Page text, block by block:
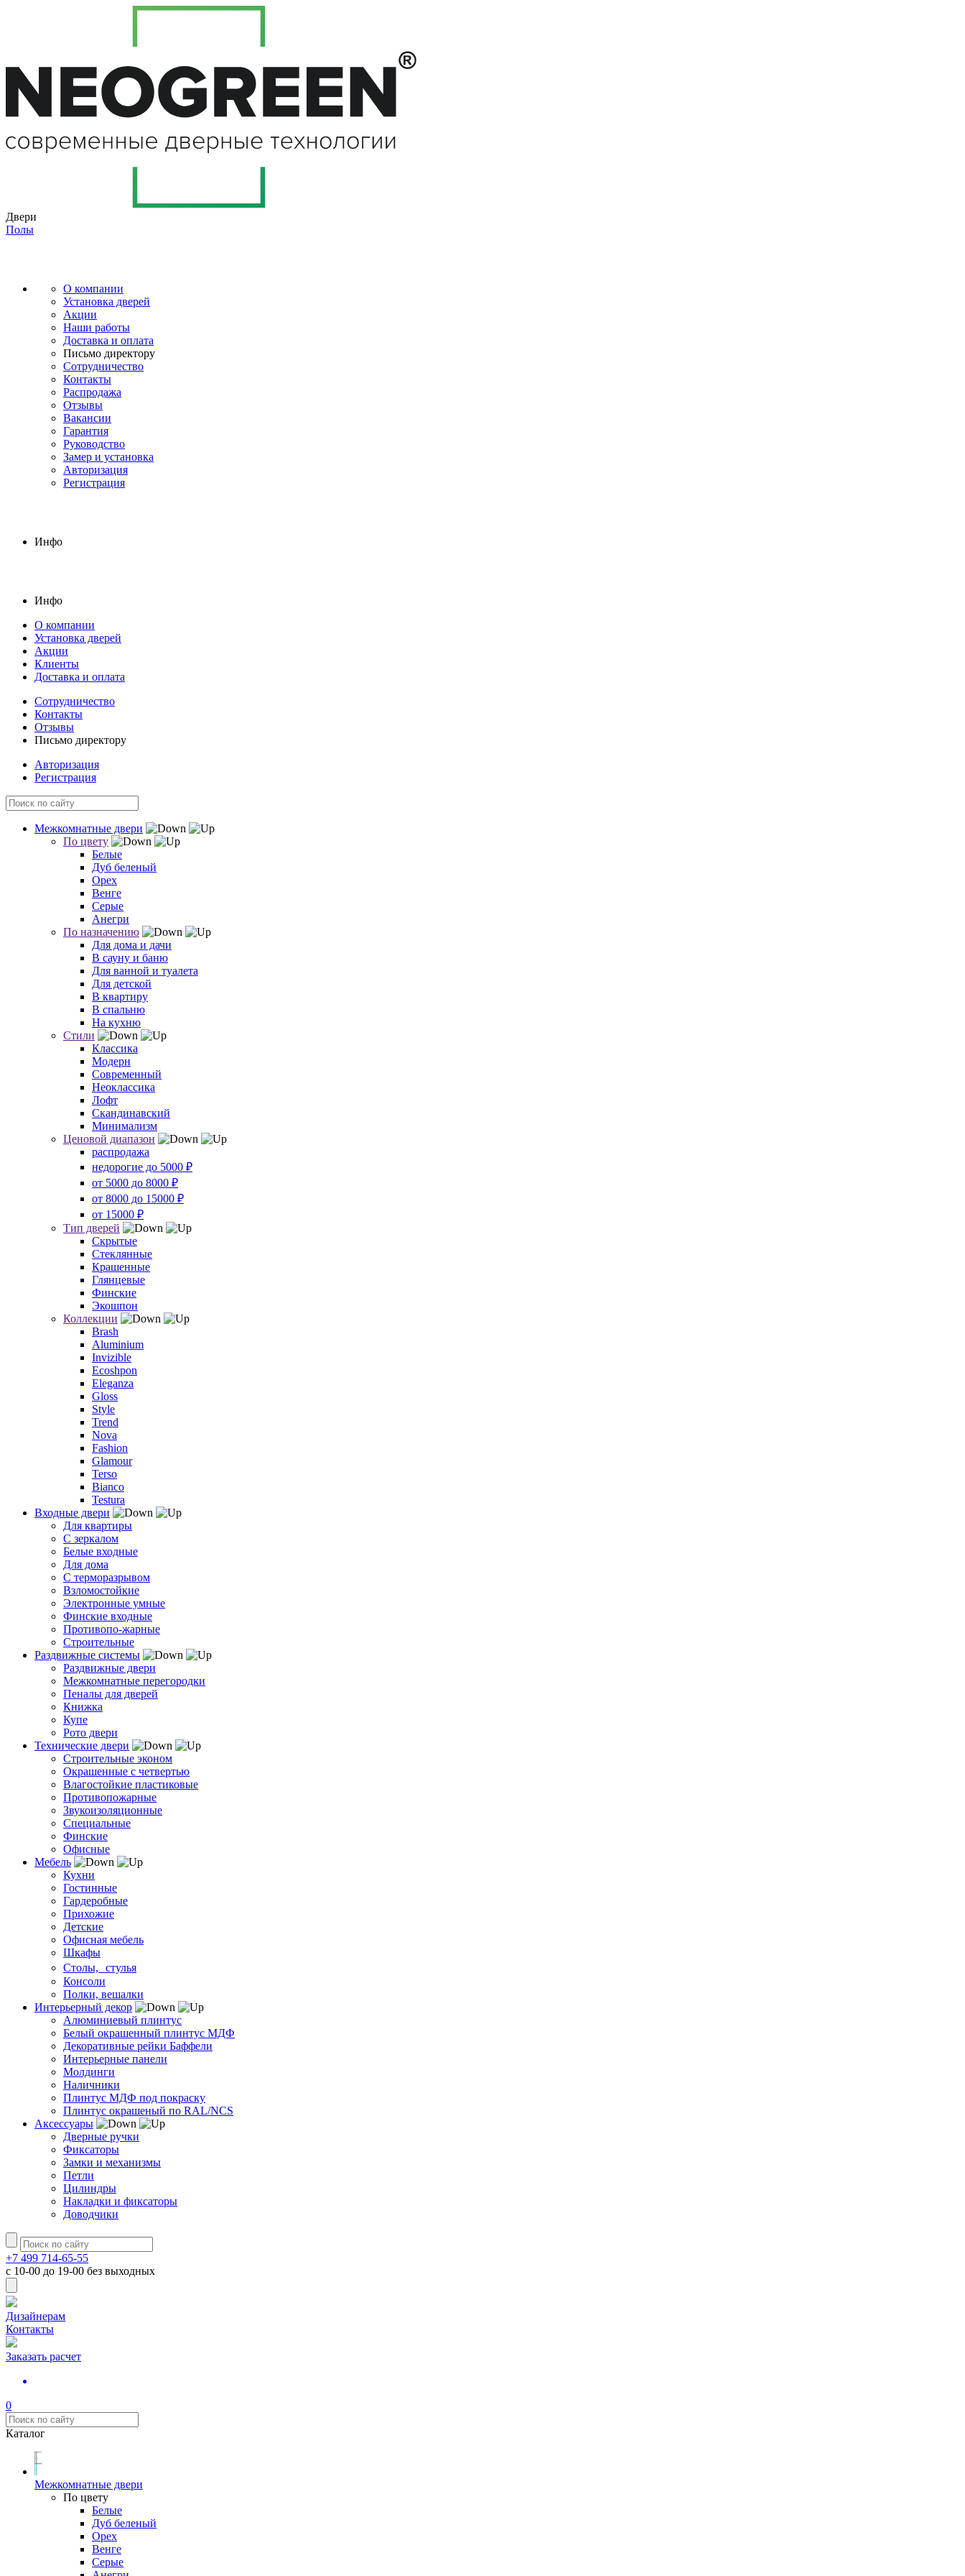
Двери
Полы
О компании
Установка дверей
Акции
Наши работы
Доставка и оплата
Письмо директору
Сотрудничество
Контакты
Распродажа
Отзывы
Вакансии
Гарантия
Руководство
Замер и установка
Авторизация
Регистрация
Инфо
Инфо
О компании
Установка дверей
Акции
Клиенты
Доставка и оплата
Сотрудничество
Контакты
Отзывы
Письмо директору
Авторизация
Регистрация
Межкомнатные двери
По цвету
Белые
Дуб беленый
Орех
Венге
Серые
Анегри
По назначению
Для дома и дачи
В сауну и баню
Для ванной и туалета
Для детской
В квартиру
В спальню
На кухню
Стили
Классика
Модерн
Современный
Неоклассика
Лофт
Скандинавский
Минимализм
Ценовой диапазон
распродажа
недорогие до 5000 ₽
от 5000 до 8000 ₽
от 8000 до 15000 ₽
от 15000 ₽
Тип дверей
Скрытые
Стеклянные
Крашенные
Глянцевые
Финские
Экошпон
Коллекции
Brash
Aluminium
Invizible
Ecoshpon
Eleganza
Gloss
Style
Trend
Nova
Fashion
Glamour
Terso
Bianco
Testura
Входные двери
Для квартиры
С зеркалом
Белые входные
Для дома
С терморазрывом
Взломостойкие
Электронные умные
Финские входные
Противопо-жарные
Строительные
Раздвижные системы
Раздвижные двери
Межкомнатные перегородки
Пеналы для дверей
Книжка
Купе
Рото двери
Технические двери
Строительные эконом
Окрашенные с четвертью
Влагостойкие пластиковые
Противопожарные
Звукоизоляционные
Специальные
Финские
Офисные
Мебель
Кухни
Гостинные
Гардеробные
Прихожие
Детские
Офисная мебель
Шкафы
Столы, стулья
Консоли
Полки, вешалки
Интерьерный декор
Алюминиевый плинтус
Белый окрашенный плинтус МДФ
Декоративные рейки Баффели
Интерьерные панели
Молдинги
Наличники
Плинтус МДФ под покраску
Плинтус окрашеный по RAL/NCS
Аксессуары
Дверные ручки
Фиксаторы
Замки и механизмы
Петли
Цилиндры
Накладки и фиксаторы
Доводчики
+7 499 714-65-55
с 10-00 до 19-00 без выходных
Дизайнерам
Контакты
Заказать расчет
0
Каталог
Межкомнатные двери
По цвету
Белые
Дуб беленый
Орех
Венге
Серые